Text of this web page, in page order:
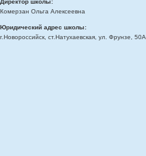
Директор школы:
Комерзан Ольга Алексеевна
Юридический адрес школы:
г.Новороссийск, ст.Натухаевская, ул. Фрунзе,